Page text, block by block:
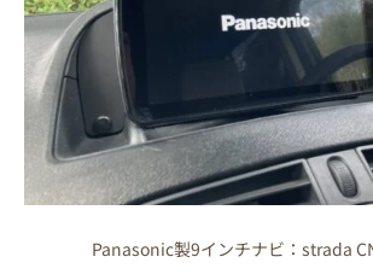
Panasonic製9インチナビ：strada